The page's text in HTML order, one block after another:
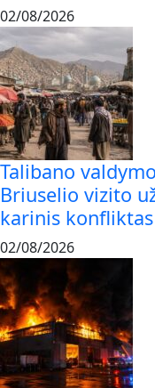
02/08/2026
Talibano
Briuselio vizito
karinis
02/08/2026